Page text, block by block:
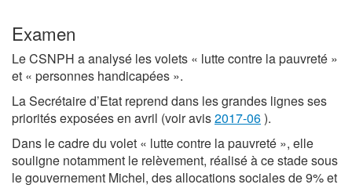
Examen
Le CSNPH a analysé les volets « lutte contre la pauvreté »
et « personnes handicapées ».
La Secrétaire d’Etat reprend dans les grandes lignes ses
priorités exposées en avril (voir avis2017-06).
Dans le cadre du volet « lutte contre la pauvreté », elle
souligne notamment le relèvement, réalisé à ce stade sous
le gouvernement Michel, des allocations sociales de 9% et